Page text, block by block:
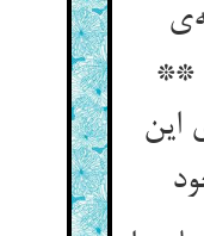
**
این